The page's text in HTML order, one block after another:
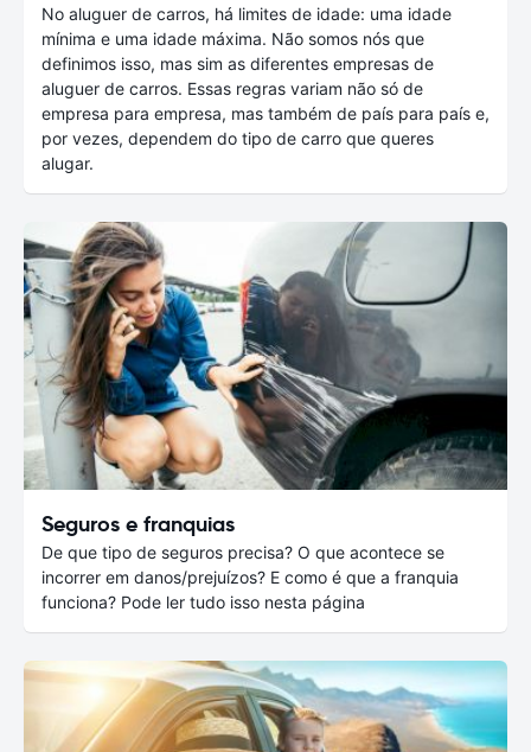
No aluguer de carros, há limites de idade: uma idade
mínima e uma idade máxima. Não somos nós que
definimos isso, mas sim as diferentes empresas de
aluguer de carros. Essas regras variam não só de
empresa para empresa, mas também de país para país e,
por vezes, dependem do tipo de carro que queres
alugar.
Seguros e franquias
De que tipo de seguros precisa? O que acontece se
incorrer em danos/prejuízos? E como é que a franquia
funciona? Pode ler tudo isso nesta página